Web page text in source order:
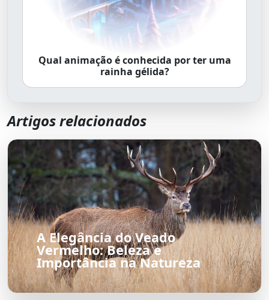
Qual animação é conhecida por ter uma
rainha gélida?
Artigos relacionados
A Elegância do Veado
Vermelho: Beleza e
Importância na Natureza